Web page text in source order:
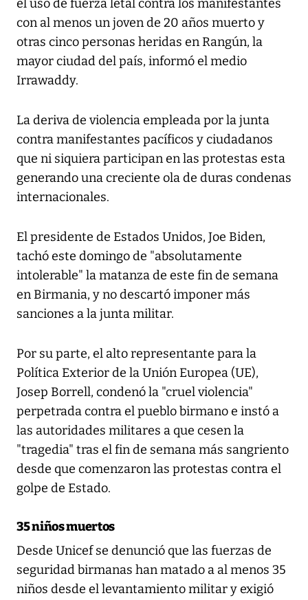
el uso de fuerza letal contra los manifestantes
con al menos un joven de 20 años muerto y
otras cinco personas heridas en Rangún, la
mayor ciudad del país, informó el medio
Irrawaddy.
La deriva de violencia empleada por la junta
contra manifestantes pacíficos y ciudadanos
que ni siquiera participan en las protestas esta
generando una creciente ola de duras condenas
internacionales.
El presidente de Estados Unidos, Joe Biden,
tachó este domingo de "absolutamente
intolerable" la matanza de este fin de semana
en Birmania, y no descartó imponer más
sanciones a la junta militar.
Por su parte, el alto representante para la
Política Exterior de la Unión Europea (UE),
Josep Borrell, condenó la "cruel violencia"
perpetrada contra el pueblo birmano e instó a
las autoridades militares a que cesen la
"tragedia" tras el fin de semana más sangriento
desde que comenzaron las protestas contra el
golpe de Estado.
35 niños muertos
Desde Unicef se denunció que las fuerzas de
seguridad birmanas han matado a al menos 35
niños desde el levantamiento militar y exigió